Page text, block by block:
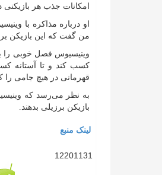
امکانات جذب هر
او درباره مذاکره با
من گفت که این بازیکن
وینیسیوس فصل خوبی را با
کسب کند و تا آستانه
قهرمانی در هیچ جامی را
به نظر می‌رسد که
بازیکن برزیلی بدهند.
لینک منبع
12201131